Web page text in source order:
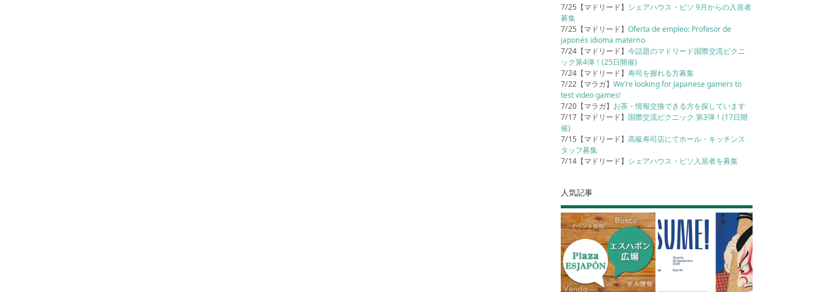
7/25【マドリード】 シェアハウス・ピソ 9月からの入居者
募集
7/25【マドリード】Oferta de empleo: Profesor de
japonés idioma materno
7/24【マドリード】今話題のマドリード国際交流ピクニ
ック第4弾！(25日開催)
7/24【マドリード】寿司を握れる方募集
7/22【マラガ】We’re looking for Japanese gamers to
test video games!
7/20【マラガ】 お茶・情報交換できる方を探しています
7/17【マドリード】 国際交流ピクニック 第3弾！(17日開
催)
7/15【マドリード】高級寿司店にてホール・キッチンス
タッフ募集
7/14【マドリード】 シェアハウス・ピソ入居者を募集
人気記事